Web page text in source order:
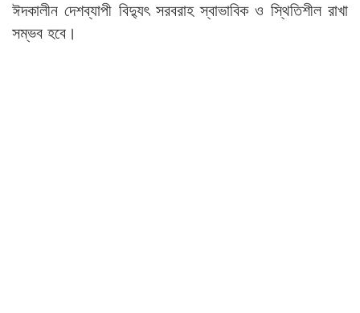
ঈদকালীন দেশব্যাপী বিদ্যুৎ সরবরাহ স্বাভাবিক ও স্থিতিশীল রাখা
সম্ভব হবে।